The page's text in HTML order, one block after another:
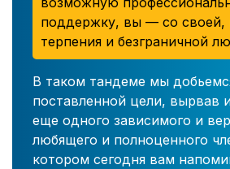
поддержку, вы — со своей,
терпения и безграничной
В таком тандеме мы
поставленной цели, вырвав
еще одного зависимого и
любящего и полноценного
котором сегодня вам